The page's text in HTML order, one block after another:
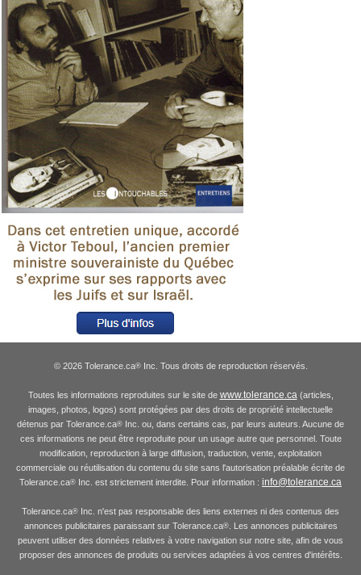
© 2026 Tolerance.ca®Inc. Tous droits de reproduction réservés.
Toutes les informations reproduites sur le site de www.tolerance.ca(articles,
images, photos, logos) sont protégées par des droits de propriété intellectuelle
détenus par Tolerance.ca® Inc. ou, dans certains cas, par leurs auteurs. Aucune de
ces informations ne peut être reproduite pour un usage autre que personnel. Toute
modification, reproduction à large diffusion, traduction, vente, exploitation
commerciale ou réutilisation du contenu du site sans l'autorisation préalable écrite de
Tolerance.ca® Inc. est strictement interdite. Pour information : info@tolerance.ca
Tolerance.ca® Inc. n'est pas responsable des liens externes ni des contenus des
annonces publicitaires paraissant sur Tolerance.ca®. Les annonces publicitaires
peuvent utiliser des données relatives à votre navigation sur notre site, afin de vous
proposer des annonces de produits ou services adaptées à vos centres d'intérêts.